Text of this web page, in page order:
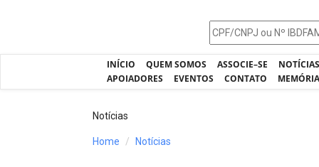
INÍCIO QUEM SOMOS ASSOCIE–SE
APOIADORES
EVENTOS CONTATO
Notícias
Home Notícias